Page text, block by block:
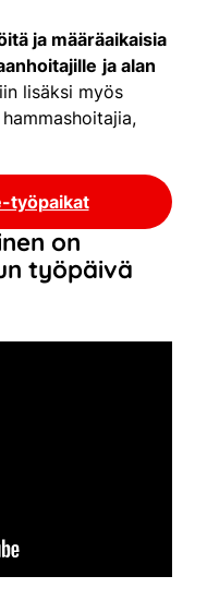
ja määräaikaisia
ja alan
lisäksi myös
työpaikat
on
työpäivä